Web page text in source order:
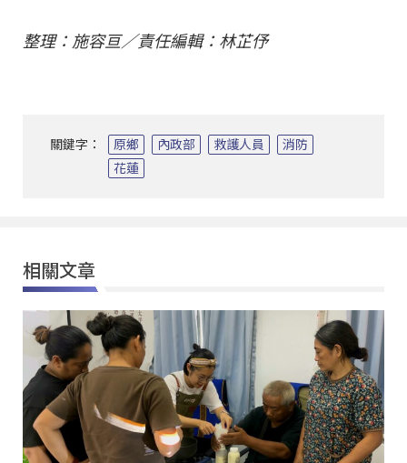
整理：施容亘／責任編輯：林芷伃
關鍵字： 原鄉 內政部 救護人員
消防
花蓮
相關文章